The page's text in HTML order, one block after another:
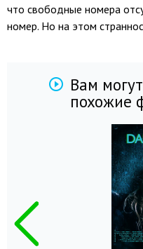
что свободные номера
номер. Но на этом
Вам
похожие